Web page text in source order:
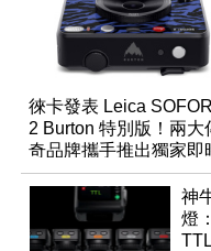
徠卡發表 Leica
2 Burton 特別版！兩大
奇品牌攜手推出獨家即
成像相機
神
燈